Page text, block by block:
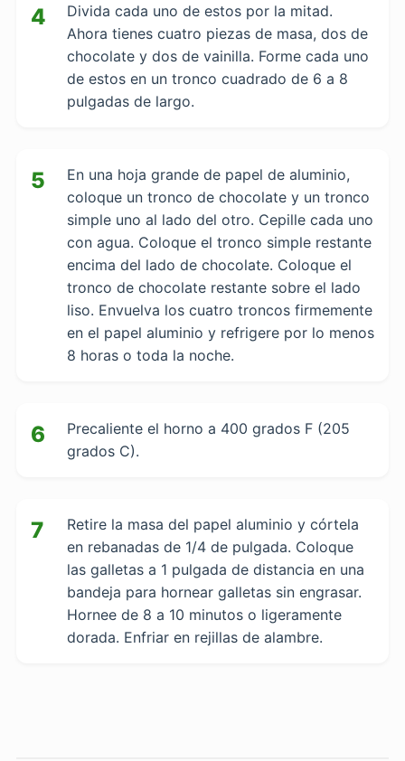
4
Divida cada uno de estos por la mitad.
Ahora tienes cuatro piezas de masa, dos de
chocolate y dos de vainilla. Forme cada uno
de estos en un tronco cuadrado de 6 a 8
pulgadas de largo.
5
En una hoja grande de papel de aluminio,
coloque un tronco de chocolate y un tronco
simple uno al lado del otro. Cepille cada uno
con agua. Coloque el tronco simple restante
encima del lado de chocolate. Coloque el
tronco de chocolate restante sobre el lado
liso. Envuelva los cuatro troncos firmemente
en el papel aluminio y refrigere por lo menos
8 horas o toda la noche.
6
Precaliente el horno a 400 grados F (205
grados C).
7
Retire la masa del papel aluminio y córtela
en rebanadas de 1/4 de pulgada. Coloque
las galletas a 1 pulgada de distancia en una
bandeja para hornear galletas sin engrasar.
Hornee de 8 a 10 minutos o ligeramente
dorada. Enfriar en rejillas de alambre.